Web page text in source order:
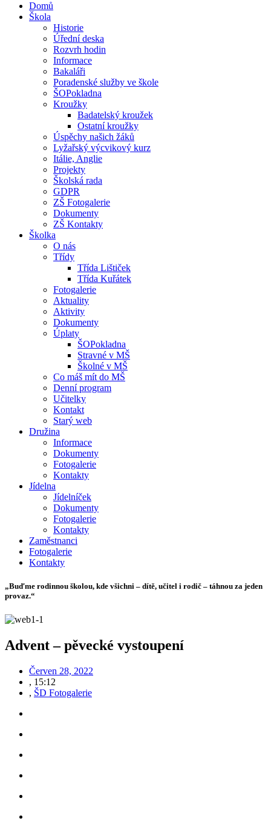
Domů
Škola
Historie
Úřední deska
Rozvrh hodin
Informace
Bakaláři
Poradenské služby ve škole
ŠOPokladna
Kroužky
Badatelský kroužek
Ostatní kroužky
Úspěchy našich žáků
Lyžařský výcvikový kurz
Itálie, Anglie
Projekty
Školská rada
GDPR
ZŠ Fotogalerie
Dokumenty
ZŠ Kontakty
Školka
O nás
Třídy
Třída Lištiček
Třída Kuřátek
Fotogalerie
Aktuality
Aktivity
Dokumenty
Úplaty
ŠOPokladna
Stravné v MŠ
Školné v MŠ
Co máš mít do MŠ
Denní program
Učitelky
Kontakt
Starý web
Družina
Informace
Dokumenty
Fotogalerie
Kontakty
Jídelna
Jídelníček
Dokumenty
Fotogalerie
Kontakty
Zaměstnanci
Fotogalerie
Kontakty
„Buďme rodinnou školou, kde všichni – dítě, učitel i rodič – táhnou za jeden
provaz.“
Advent – pěvecké vystoupení
Červen 28, 2022
, 15:12
, ŠD Fotogalerie